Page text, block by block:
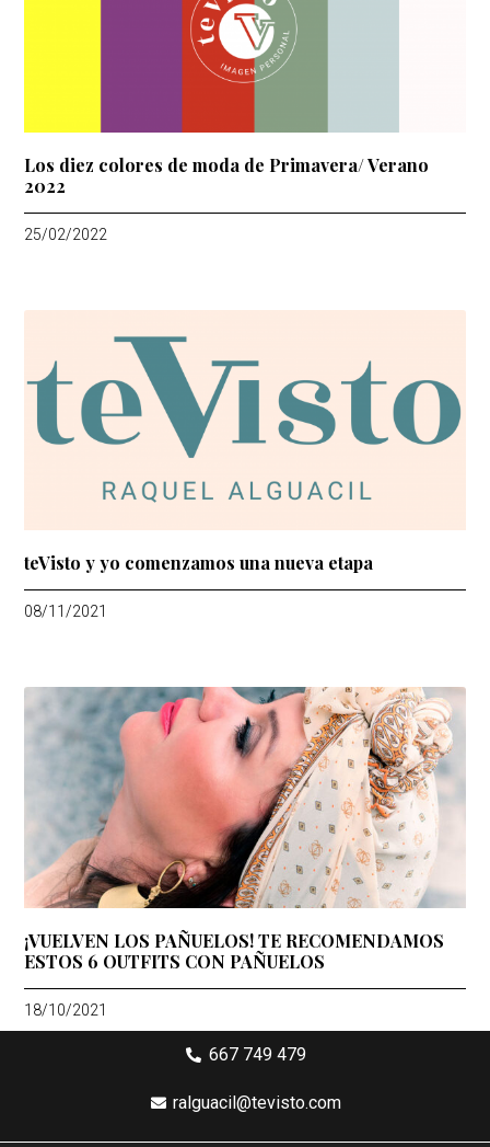
Los diez colores de moda de Primavera/ Verano
2022
25/02/2022
teVisto y yo comenzamos una nueva etapa
08/11/2021
¡VUELVEN LOS PAÑUELOS! TE RECOMENDAMOS
ESTOS 6 OUTFITS CON PAÑUELOS
18/10/2021
667 749 479
ralguacil@tevisto.com